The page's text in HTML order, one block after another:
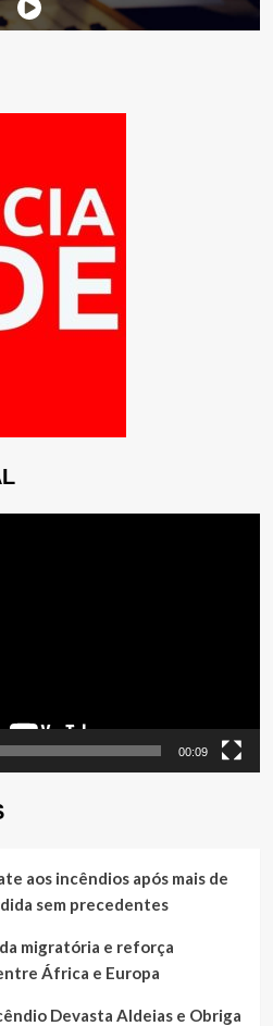
00:09
aos incêndios após mais de
sem precedentes
migratória e reforça
África e Europa
Devasta Aldeias e Obriga